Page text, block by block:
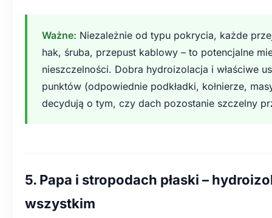
Ważne: Niezależnie od typu pokrycia, każde
hak, śruba, przepust kablowy – to potencjalne
nieszczelności. Dobra hydroizolacja i właściwe
punktów (odpowiednie podkładki, kołnierze,
decydują o tym, czy dach pozostanie szczelny
5. Papa i stropodach płaski –
wszystkim